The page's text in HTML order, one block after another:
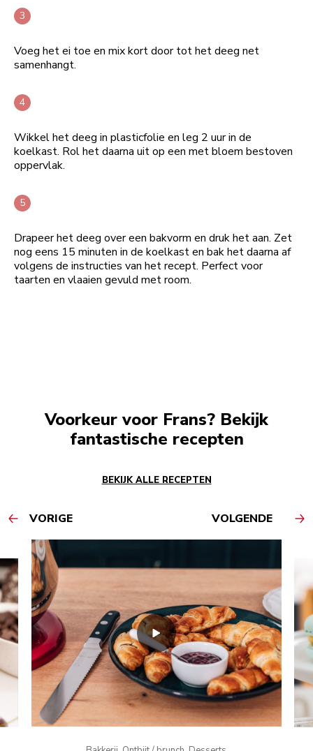
Voeg het ei toe en mix kort door tot het deeg net
samenhangt.
Wikkel het deeg in plasticfolie en leg 2 uur in de
koelkast. Rol het daarna uit op een met bloem bestoven
oppervlak.
Drapeer het deeg over een bakvorm en druk het aan. Zet
nog eens 15 minuten in de koelkast en bak het daarna af
volgens de instructies van het recept. Perfect voor
taarten en vlaaien gevuld met room.
Voorkeur voor Frans? Bekijk
fantastische recepten
BEKIJK ALLE RECEPTEN
VORIGE VOLGENDE